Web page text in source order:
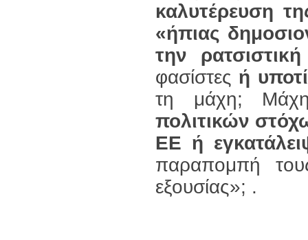
καλυτέρευση
«ήπιας
την
φασίστες ή
τη μάχη;
πολιτικών
ΕΕ ή
παραπομπή
εξουσίας»; .